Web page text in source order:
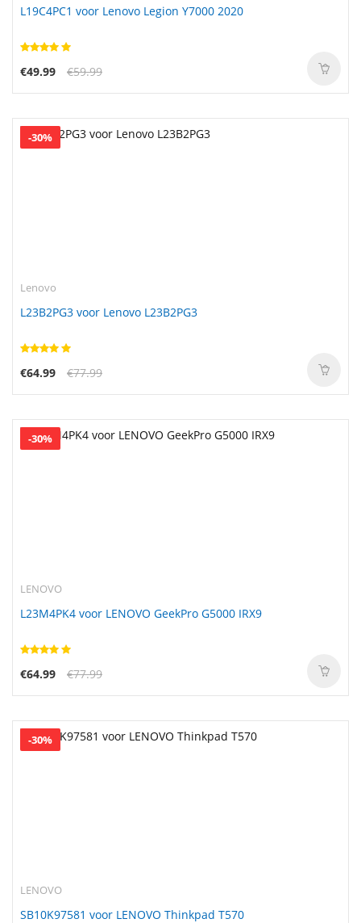
L19C4PC1 voor Lenovo Legion Y7000 2020
€49.99 €59.99
-30%
Lenovo
L23B2PG3 voor Lenovo L23B2PG3
€64.99 €77.99
-30%
LENOVO
L23M4PK4 voor LENOVO GeekPro G5000 IRX9
€64.99 €77.99
-30%
LENOVO
SB10K97581 voor LENOVO Thinkpad T570